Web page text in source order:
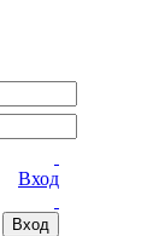
Вход